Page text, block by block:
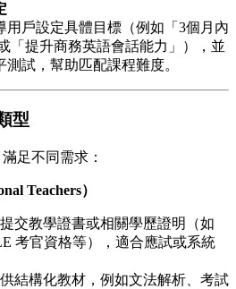
用戶設定具體目標（例如「3個月內
「提升商務英語會話能力」），並
試，幫助匹配課程難度。
型
足不同需求：
Teachers）
交教學證書或相關學歷證明（如
考官資格等），適合應試或系統
結構化教材，例如文法解析、考試